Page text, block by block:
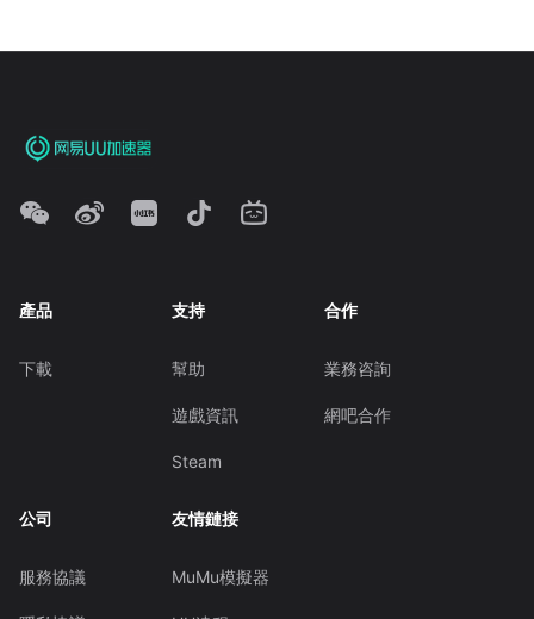
產品
下載
支持
幫助
遊戲資訊
Steam
合作
業務咨詢
網吧合作
公司
服務協議
友情鏈接
MuMu模擬器